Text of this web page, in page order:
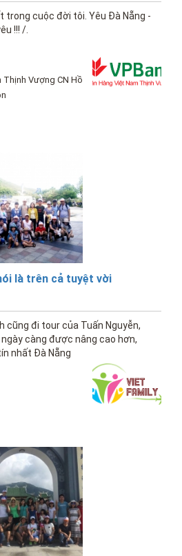
trong cuộc đời tôi. Yêu Đà Nẵng -
!!! /.
Thịnh Vượng CN Hồ
là trên cả tuyệt vời
cũng đi tour của Tuấn Nguyễn,
càng được nâng cao hơn,
nhất Đà Nẵng